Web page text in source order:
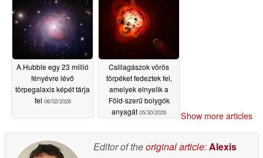
A Hubble egy 23 millió
fényévre lévő
törpegalaxis képét tárja
fel 06/02/2026
Csillagászok vörös
törpéket fedeztek fel,
amelyek elnyelik a
Föld-szerű bolygók
anyagát 05/30/2026 Show more articles
Editor of theoriginal article:Alexis